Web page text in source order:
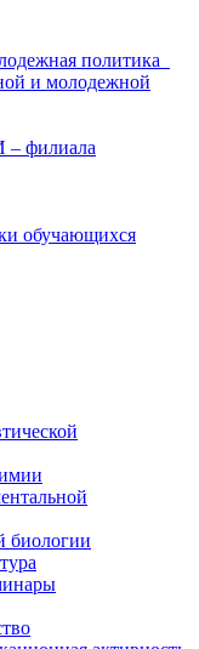
политика
и молодежной
филиала
обучающихся
биологии